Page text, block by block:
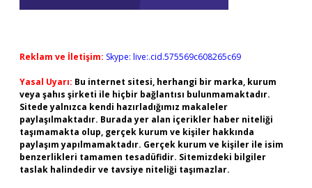
Reklam ve İletişim: Skype: live:.cid.575569c608265c69
Yasal Uyarı: Bu internet sitesi, herhangi bir marka, kurum
veya şahıs şirketi ile hiçbir bağlantısı bulunmamaktadır.
Sitede yalnızca kendi hazırladığımız makaleler
paylaşılmaktadır. Burada yer alan içerikler haber niteliği
taşımamakta olup, gerçek kurum ve kişiler hakkında
paylaşım yapılmamaktadır. Gerçek kurum ve kişiler ile isim
benzerlikleri tamamen tesadüfidir. Sitemizdeki bilgiler
taslak halindedir ve tavsiye niteliği taşımazlar.